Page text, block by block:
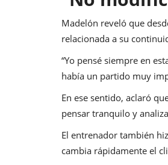
Madelón reveló que
relacionada a su
“Yo pensé siempre en
había un partido muy
En ese sentido, aclaró
pensar tranquilo y
El entrenador también
cambia rápidamente el